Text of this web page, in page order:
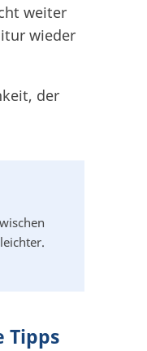
weiter
wieder
der
Tipps